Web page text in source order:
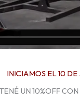
INICIAMOS EL 10
UN 10%OFF